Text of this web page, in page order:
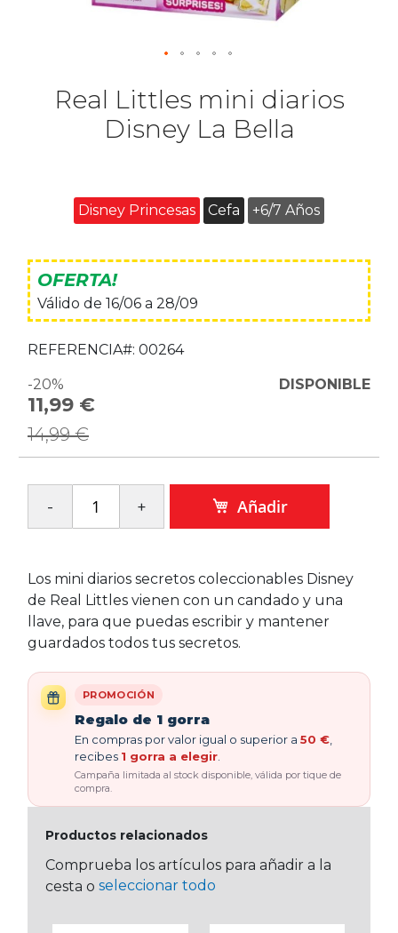
Real Littles mini diarios
Disney La Bella
Disney Princesas Cefa +6/7 Años
OFERTA!
Válido de 16/06 a 28/09
REFERENCIA#: 00264
-20%
Precio
11,99 €
14,99 €
DISPONIBLE
Añadir
Los mini diarios secretos coleccionables Disney
de Real Littles vienen con un candado y una
llave, para que puedas escribir y mantener
guardados todos tus secretos.
PROMOCIÓN
Regalo de 1 gorra
En compras por valor igual o superior a 50 €
recibes 1 gorra a elegir
Campaña limitada al stock disponible, válida por tique de
compra.
Productos relacionados
Comprueba los artículos para añadir a la
cesta o seleccionar todo